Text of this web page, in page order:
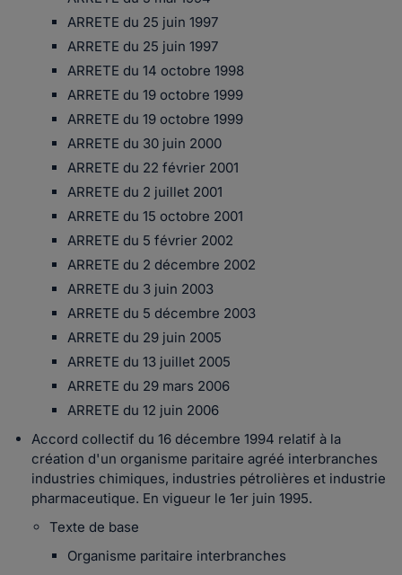
ARRETE du 25 juin 1997
ARRETE du 25 juin 1997
ARRETE du 14 octobre 1998
ARRETE du 19 octobre 1999
ARRETE du 19 octobre 1999
ARRETE du 30 juin 2000
ARRETE du 22 février 2001
ARRETE du 2 juillet 2001
ARRETE du 15 octobre 2001
ARRETE du 5 février 2002
ARRETE du 2 décembre 2002
ARRETE du 3 juin 2003
ARRETE du 5 décembre 2003
ARRETE du 29 juin 2005
ARRETE du 13 juillet 2005
ARRETE du 29 mars 2006
ARRETE du 12 juin 2006
Accord collectif du 16 décembre 1994 relatif à la
création d'un organisme paritaire agréé interbranches
industries chimiques, industries pétrolières et industrie
pharmaceutique. En vigueur le 1er juin 1995.
Texte de base
Organisme paritaire interbranches